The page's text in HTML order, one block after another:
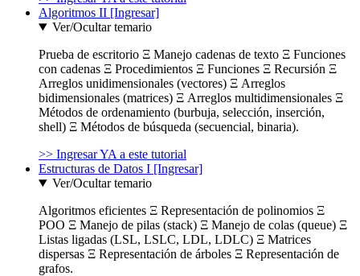
Algoritmos II [Ingresar]
Ver/Ocultar temario
Prueba de escritorio Ξ Manejo cadenas de texto Ξ Funciones
con cadenas Ξ Procedimientos Ξ Funciones Ξ Recursión Ξ
Arreglos unidimensionales (vectores) Ξ Arreglos
bidimensionales (matrices) Ξ Arreglos multidimensionales Ξ
Métodos de ordenamiento (burbuja, selección, inserción,
shell) Ξ Métodos de búsqueda (secuencial, binaria).
>> Ingresar YA a este tutorial
Estructuras de Datos I [Ingresar]
Ver/Ocultar temario
Algoritmos eficientes Ξ Representación de polinomios Ξ
POO Ξ Manejo de pilas (stack) Ξ Manejo de colas (queue) Ξ
Listas ligadas (LSL, LSLC, LDL, LDLC) Ξ Matrices
dispersas Ξ Representación de árboles Ξ Representación de
grafos.